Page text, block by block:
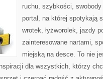
ruchu, szybkości,
portal, na której spotykają
wrotek, łyżworolek, jazdy
zainteresowane nartami,
miejską na desce. To nie
dla wszystkich, którzy